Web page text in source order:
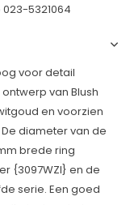
5321064
voor detail
van Blush
en voorzien
diameter van de
brede ring
{3097WZI} en de
serie. Een goed